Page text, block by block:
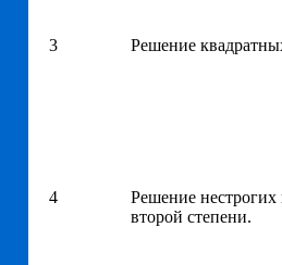
3 Решение
4
Решение нестрогих
второй степени.